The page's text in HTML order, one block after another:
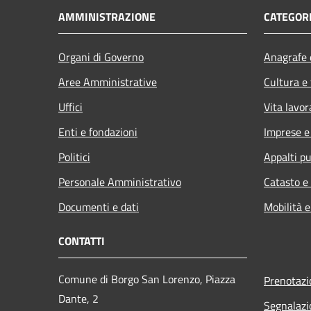
AMMINISTRAZIONE
Organi di Governo
Aree Amministrative
Uffici
Enti e fondazioni
Politici
Personale Amministrativo
Documenti e dati
Cultura
Vita
Imprese
Appalti
Catasto
Mobilità
CONTATTI
Comune di Borgo San Lorenzo, Piazza
Dante, 2